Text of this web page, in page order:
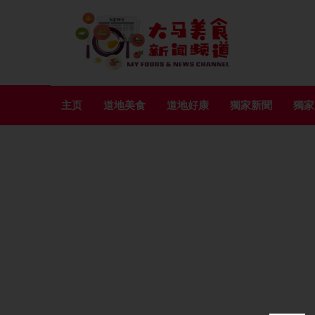
主页 道地美食 道地好康 獨家新聞 獨